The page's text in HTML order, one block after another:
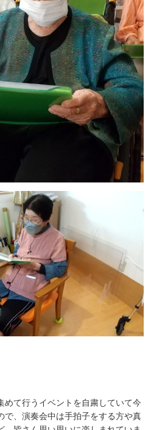
めて行うイベントを自粛していて今
で、演奏会中は手拍子をする方や真